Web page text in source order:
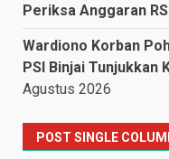
Periksa Anggaran
Wardiono Korban
PSI Binjai Tunjukkan
Agustus 2026
POST SINGLE